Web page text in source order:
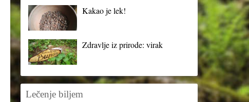
Kakao je lek!
Zdravlje iz prirode: virak
Lečenje biljem